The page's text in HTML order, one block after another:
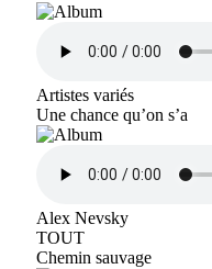
Artistes variés
Une chance qu’on s’a
Alex Nevsky
TOUT
Chemin sauvage